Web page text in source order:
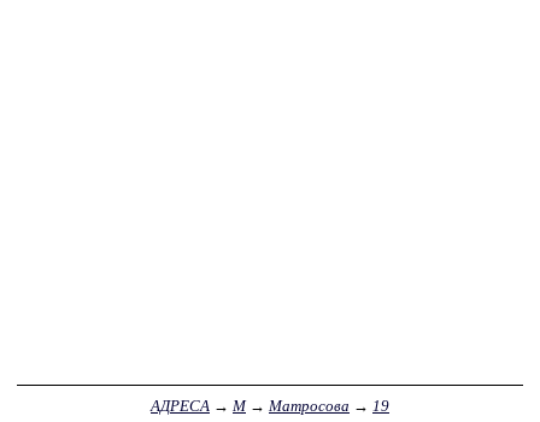
АДРЕСА → М→ Матросова → 19